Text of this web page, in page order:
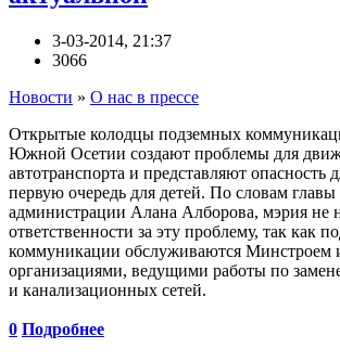
3-03-2014, 21:37
3066
Новости » О нас в прессе
Открытые колодцы подземных
Южной Осетии создают проблемы для
автотранспорта и представляют опасность
первую очередь для детей. По словам главы
администрации Алана Алборова, мэрия не
ответственности за эту проблему, так как
коммуникации обслуживаются Минстроем
организациями, ведущими работы по
и канализационных сетей.
0 Подробнее